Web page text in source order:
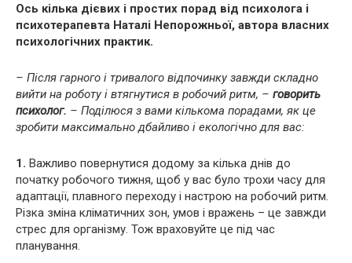
Ось кілька дієвих і простих порад від психолога і
психотерапевта Наталі Непорожньої, автора власних
психологічних практик.
– Після гарного і тривалого відпочинку завжди складно
вийти на роботу і втягнутися в робочий ритм, – говорить
психолог. – Поділюся з вами кількома порадами, як це
зробити максимально дбайливо і екологічно для вас:
1. Важливо повернутися додому за кілька днів до
початку робочого тижня, щоб у вас було трохи часу для
адаптації, плавного переходу і настрою на робочий ритм.
Різка зміна кліматичних зон, умов і вражень – це завжди
стрес для організму. Тож враховуйте це під час
планування.